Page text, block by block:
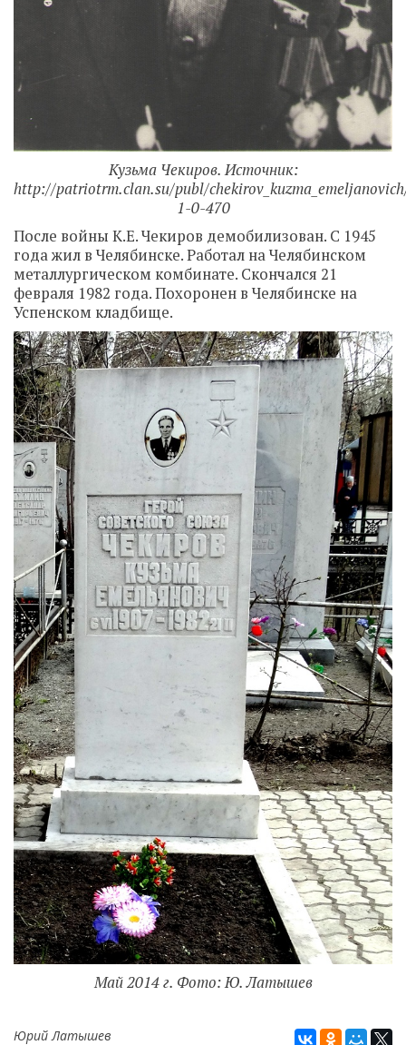
Кузьма Чекиров. Источник:
http://patriotrm.clan.su/publ/
1-0-470
После войны К.Е. Чекиров демобилизован. С 1945
года жил в Челябинске. Работал на Челябинском
металлургическом комбинате. Скончался 21
февраля 1982 года. Похоронен в Челябинске на
Успенском кладбище.
Май 2014 г. Фото: Ю. Латышев
Юрий Латышев